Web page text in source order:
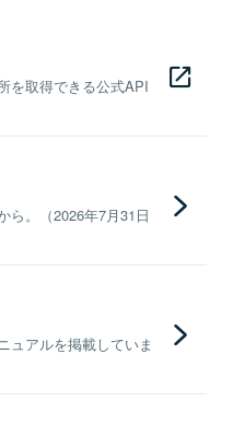
を取得できる公式API
ら。（2026年7月31日
ュアルを掲載していま